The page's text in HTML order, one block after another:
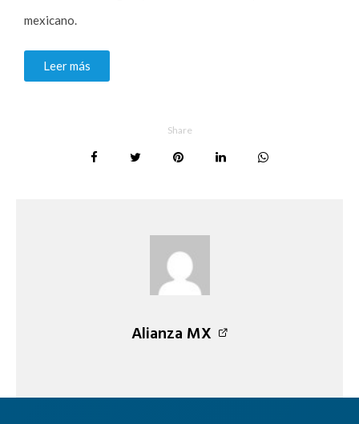
mexicano.
Leer más
Share
Alianza MX